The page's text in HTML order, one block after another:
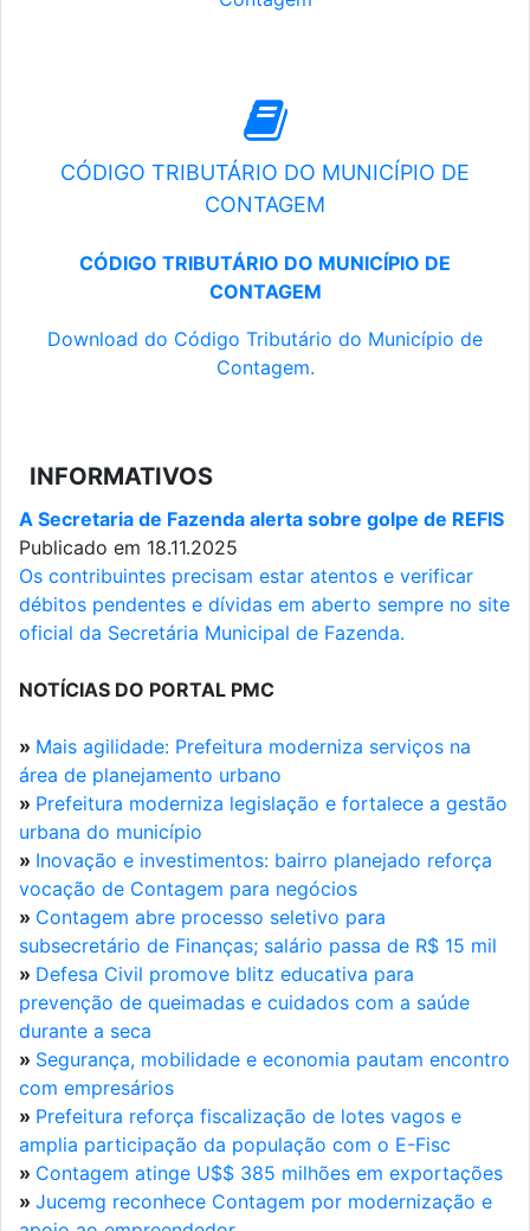
CÓDIGO TRIBUTÁRIO DO MUNICÍPIO DE
CONTAGEM
CÓDIGO TRIBUTÁRIO DO MUNICÍPIO DE
CONTAGEM
Download do Código Tributário do Município de
Contagem.
INFORMATIVOS
A Secretaria de Fazenda alerta sobre golpe de REFIS
Publicado em 18.11.2025
Os contribuintes precisam estar atentos e verificar
débitos pendentes e dívidas em aberto sempre no site
oficial da Secretária Municipal de Fazenda.
NOTÍCIAS DO PORTAL PMC
» Mais agilidade: Prefeitura moderniza serviços na
área de planejamento urbano
» Prefeitura moderniza legislação e fortalece a gestão
urbana do município
» Inovação e investimentos: bairro planejado reforça
vocação de Contagem para negócios
» Contagem abre processo seletivo para
subsecretário de Finanças; salário passa de R$ 15 mil
» Defesa Civil promove blitz educativa para
prevenção de queimadas e cuidados com a saúde
durante a seca
» Segurança, mobilidade e economia pautam encontro
com empresários
» Prefeitura reforça fiscalização de lotes vagos e
amplia participação da população com o E-Fisc
» Contagem atinge U$$ 385 milhões em exportações
» Jucemg reconhece Contagem por modernização e